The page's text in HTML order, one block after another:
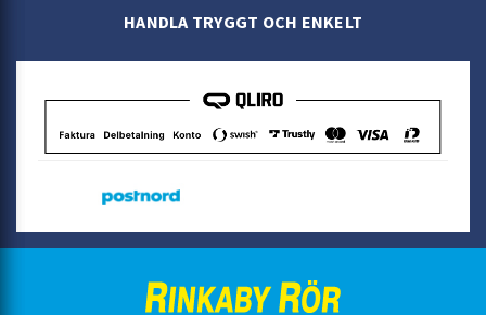
HANDLA TRYGGT OCH ENKELT